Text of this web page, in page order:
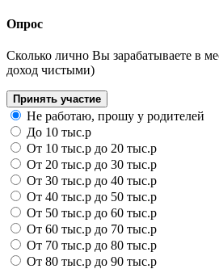
Опрос
Сколько лично Вы зарабатываете в
доход чистыми)
Принять участие
Не работаю, прошу у родителей
До 10 тыс.р
От 10 тыс.р до 20 тыс.р
От 20 тыс.р до 30 тыс.р
От 30 тыс.р до 40 тыс.р
От 40 тыс.р до 50 тыс.р
От 50 тыс.р до 60 тыс.р
От 60 тыс.р до 70 тыс.р
От 70 тыс.р до 80 тыс.р
От 80 тыс.р до 90 тыс.р